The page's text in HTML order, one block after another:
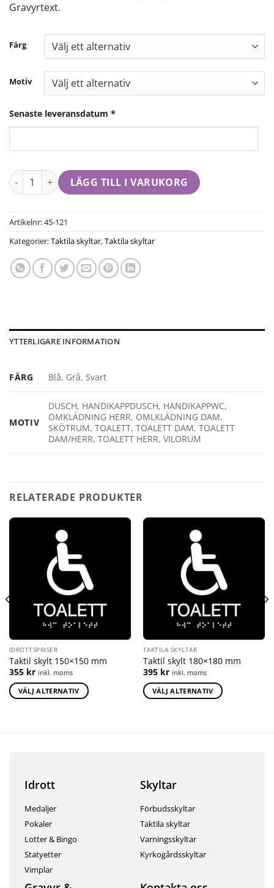
Gravyrtext.
Färg
Motiv
Senaste leveransdatum *
LÄGG TILL I VARUKORG
Artikelnr:45-121
Kategorier:Taktila skyltar,Taktila skyltar
YTTERLIGARE INFORMATION
FÄRG Blå, Grå, Svart
MOTIV
DUSCH, HANDIKAPPDUSCH, HANDIKAPPWC,
OMKLÄDNING HERR, OMLKLÄDNING DAM,
SKÖTRUM, TOALETT, TOALETT DAM, TOALETT
DAM/HERR, TOALETT HERR, VILORUM
RELATERADE PRODUKTER
IDROTTSPRISER
Taktil skylt 150×150 mm
355 kr inkl. moms
VÄLJ ALTERNATIV
TAKTILA SKYLTAR
Taktil skylt 180×180 mm
395 kr inkl. moms
VÄLJ ALTERNATIV
Idrott
Medaljer
Pokaler
Lotter & Bingo
Statyetter
Vimplar
Skyltar
Förbudsskyltar
Taktila skyltar
Varningsskyltar
Kyrkogårdsskyltar